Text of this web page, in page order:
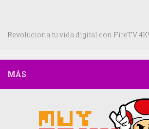
Revoluciona tu vida digital con FireTV 4K!
MÁS